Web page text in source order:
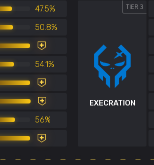
47.5%
50.8%
54.1%
56%
EXECRATION
TIER 3